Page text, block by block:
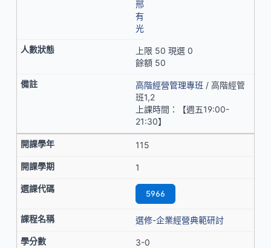
邢
有
光
上限 50 現選 0
餘額 50
高階經營管理專班 / 高階經管
班1,2
上課時間：【週五19:00-
21:30】
115
1
5966
選修-企業經營典範研討
3-0